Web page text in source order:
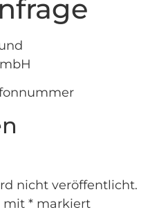
nicht veröffentlicht.
mit * markiert